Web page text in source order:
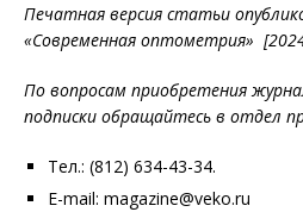
Печатная версия статьи
«Современная оптометрия»
По вопросам приобретения
подписки обращайтесь в отдел
Тел.: (812) 634-43-34.
E-mail: magazine@veko.ru